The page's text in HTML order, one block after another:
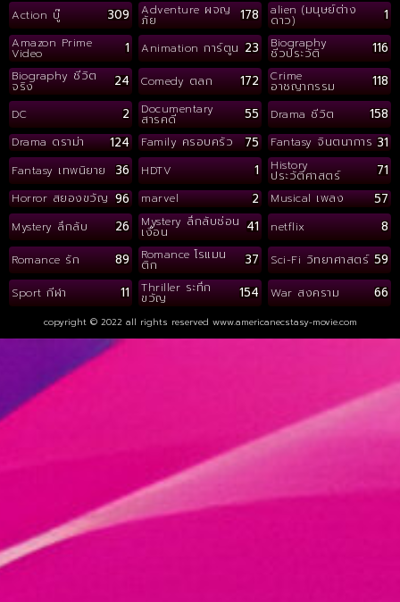
Action บู๊ 309 Adventure ผจญ
ภัย 178 alien (มนุษย์ต่าง
ดาว) 1
Amazon Prime
Video 1 Animation การ์ตูน 23 Biography
ชีวประวัติ 116
Biography ชีวิต
จริง 24 Comedy ตลก 172 Crime
อาชญากรรม 118
DC 2 Documentary
สารคดี 55 Drama ชีวิต 158
Drama ดราม่า 124 Family ครอบครัว 75 Fantasy จินตนาการ 31
Fantasy เทพนิยาย 36 HDTV 1 History
ประวัติศาสตร์ 71
Horror สยองขวัญ 96 marvel 2 Musical เพลง 57
Mystery ลึกลับ 26 Mystery ลึกลับซ่อน
เงื่อน 41 netflix 8
Romance รัก 89 Romance โรแมน
ติก 37 Sci-Fi วิทยาศาสตร์ 59
Sport กีฬา 11 Thriller ระทึก
ขวัญ 154 War สงคราม 66
copyright © 2022 all rights reserved www.americanecstasy-movie.com